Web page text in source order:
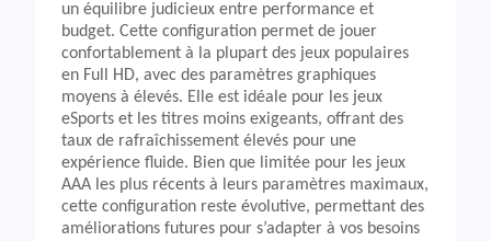
un équilibre judicieux entre performance et
budget. Cette configuration permet de jouer
confortablement à la plupart des jeux populaires
en Full HD, avec des paramètres graphiques
moyens à élevés. Elle est idéale pour les jeux
eSports et les titres moins exigeants, offrant des
taux de rafraîchissement élevés pour une
expérience fluide. Bien que limitée pour les jeux
AAA les plus récents à leurs paramètres maximaux,
cette configuration reste évolutive, permettant des
améliorations futures pour s’adapter à vos besoins